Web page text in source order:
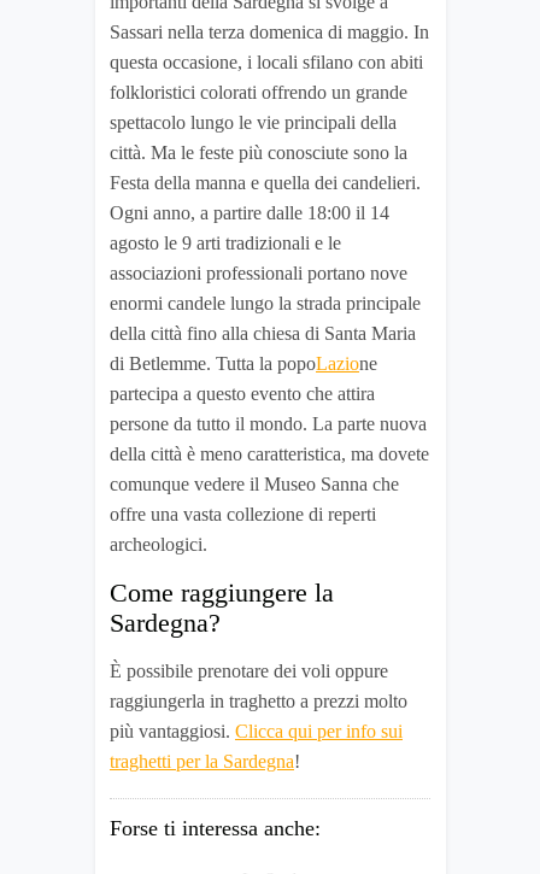
Sassari nella terza domenica di maggio. In
questa occasione, i locali sfilano con abiti
folkloristici colorati offrendo un grande
spettacolo lungo le vie principali della
città. Ma le feste più conosciute sono la
Festa della manna e quella dei candelieri.
Ogni anno, a partire dalle 18:00 il 14
agosto le 9 arti tradizionali e le
associazioni professionali portano nove
enormi candele lungo la strada principale
della città fino alla chiesa di Santa Maria
di Betlemme. Tutta la popoLazione
partecipa a questo evento che attira
persone da tutto il mondo. La parte nuova
della città è meno caratteristica, ma dovete
comunque vedere il Museo Sanna che
offre una vasta collezione di reperti
archeologici.
Come raggiungere la
Sardegna?
È possibile prenotare dei voli oppure
raggiungerla in traghetto a prezzi molto
più vantaggiosi. Clicca qui per info sui
traghetti per la Sardegna!
Forse ti interessa anche: